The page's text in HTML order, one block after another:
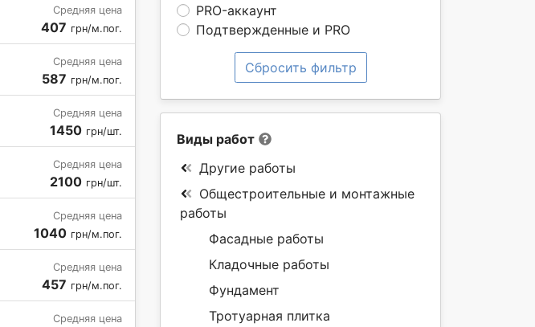
PRO-аккаунт
Подтвержденные и PRO
Сбросить фильтр
Средняя цена
407 грн/м.пог.
Средняя цена
587 грн/м.пог.
Средняя цена
1450 грн/шт.
Средняя цена
2100 грн/шт.
Средняя цена
1040 грн/м.пог.
Средняя цена
457 грн/м.пог.
Средняя цена
Виды работ
Другие работы
Общестроительные и монтажные
работы
Фасадные работы
Кладочные работы
Фундамент
Тротуарная плитка